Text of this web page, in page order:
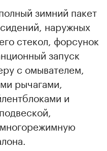
зимний пакет
наружных
стекол, форсунок
запуск
с омывателем,
рычагами,
и